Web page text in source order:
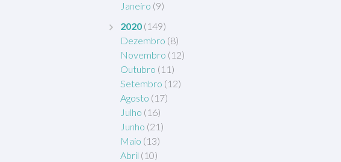
Janeiro (9)
2020 (149)
Dezembro (8)
Novembro (12)
Outubro (11)
Setembro (12)
Agosto (17)
Julho (16)
Junho (21)
Maio (13)
Abril (10)